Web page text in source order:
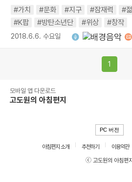
#가치 #문화 #지구 #잠재력 #
#K팝
#방탄소년단 #위상 #창작
2018.6.6. 수요일
1
모바일 앱 다운로드
고도원의 아침편지
PC 버전
아침편지 소개 추천하기 이용약관
ⓒ 고도원의 아침편지